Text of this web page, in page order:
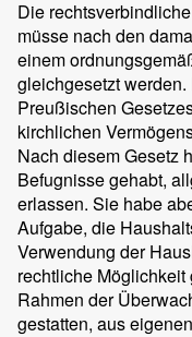
Die
müsse nach den
einem
gleichgesetzt
Preußischen
kirchlichen
Nach diesem Gesetz
Befugnisse gehabt,
erlassen. Sie habe
Aufgabe, die
Verwendung der
rechtliche
Rahmen der
gestatten, aus